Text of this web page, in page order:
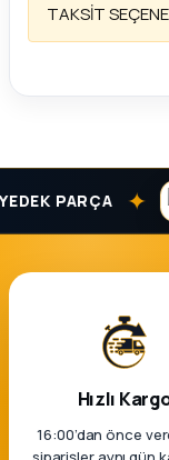
TAKSİT
PARÇA ✦
Hızlı
16:00’dan önce